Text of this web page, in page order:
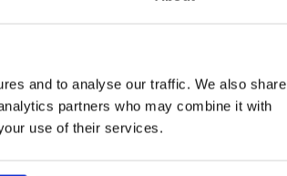
and to analyse our traffic. We also share
partners who may combine it with
use of their services.